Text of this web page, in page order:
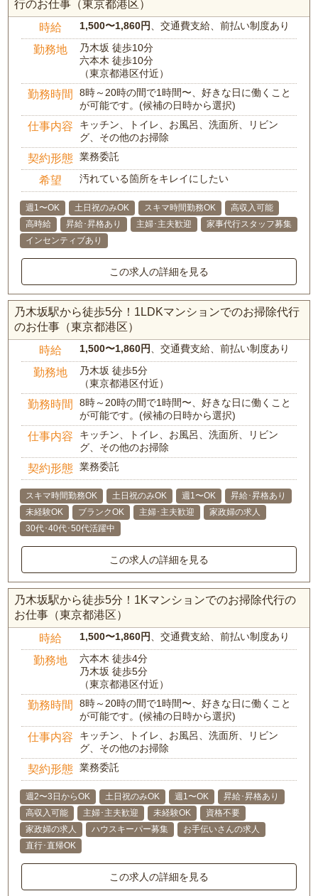
行のお仕事（東京都港区）
時給 1,500〜1,860円、交通費支給、前払い制度あり
勤務地
乃木坂 徒歩10分
六本木 徒歩10分
（東京都港区付近）
勤務時間
8時～20時の間で1時間〜、好きな日に働くこと
が可能です。(候補の日時から選択)
仕事内容
キッチン、トイレ、お風呂、洗面所、リビン
グ、その他のお掃除
契約形態 業務委託
希望 汚れている箇所をキレイにしたい
週1〜OK 土日祝のみOK スキマ時間勤務OK
高収入可能
高時給
昇給･昇格あり 主婦･主夫歓迎
家事代行スタッフ募集
インセンティブあり
この求人の詳細を見る
乃木坂駅から徒歩5分！1LDKマンションでのお掃除代行
のお仕事（東京都港区）
時給 1,500〜1,860円、交通費支給、前払い制度あり
勤務地
乃木坂 徒歩5分
（東京都港区付近）
勤務時間
8時～20時の間で1時間〜、好きな日に働くこと
が可能です。(候補の日時から選択)
仕事内容
キッチン、トイレ、お風呂、洗面所、リビン
グ、その他のお掃除
契約形態 業務委託
スキマ時間勤務OK 土日祝のみOK 週1〜OK
昇給･昇格あり
未経験OK
ブランクOK 主婦･主夫歓迎
家政婦の求人
30代･40代･50代活躍中
この求人の詳細を見る
乃木坂駅から徒歩5分！1Kマンションでのお掃除代行の
お仕事（東京都港区）
時給 1,500〜1,860円、交通費支給、前払い制度あり
勤務地
六本木 徒歩4分
乃木坂 徒歩5分
（東京都港区付近）
勤務時間
8時～20時の間で1時間〜、好きな日に働くこと
が可能です。(候補の日時から選択)
仕事内容
キッチン、トイレ、お風呂、洗面所、リビン
グ、その他のお掃除
契約形態 業務委託
週2〜3日からOK 土日祝のみOK 週1〜OK
昇給･昇格あり
高収入可能
主婦･主夫歓迎 未経験OK
資格不要
家政婦の求人
ハウスキーパー募集
お手伝いさんの求人
直行･直帰OK
この求人の詳細を見る